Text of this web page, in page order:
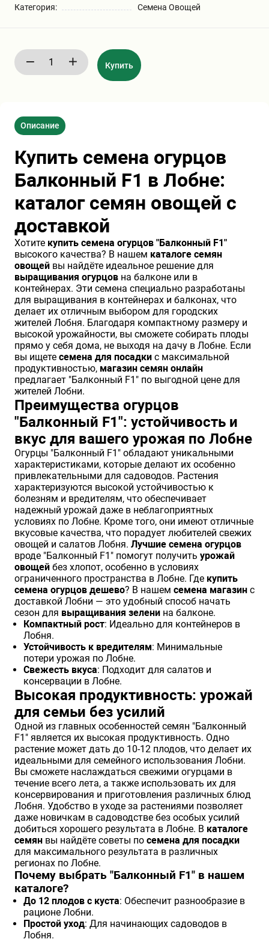
Шарафуга
Бирючина
Плющ
Кустарники
ПАМПАСНАЯ ТРАВА
(КОРТАДЕРИЯ)
Кизильник саженец
Олеандр саженцы
Экзотические растения
Декоративные саженцы
Хвойные саженцы
Клематис
Глициния
Гвоздика саженцы
Хризантемы саженцы
Зелень и пряные травы
Категория: Семена Овощей
Купить
Описание
Купить семена огурцов
Балконный F1 в Лобне:
каталог семян овощей с
доставкой
Хотите купить семена огурцов "Балконный F1"
высокого качества? В нашем каталоге семян
овощей вы найдёте идеальное решение для
выращивания огурцов на балконе или в
контейнерах. Эти семена специально разработаны
для выращивания в контейнерах и балконах, что
делает их отличным выбором для городских
жителей Лобня. Благодаря компактному размеру и
высокой урожайности, вы сможете собирать плоды
прямо у себя дома, не выходя на дачу в Лобне. Если
вы ищете семена для посадки с максимальной
продуктивностью, магазин семян онлайн
предлагает "Балконный F1" по выгодной цене для
жителей Лобни.
Преимущества огурцов
"Балконный F1": устойчивость и
вкус для вашего урожая по Лобне
Огурцы "Балконный F1" обладают уникальными
характеристиками, которые делают их особенно
привлекательными для садоводов. Растения
характеризуются высокой устойчивостью к
болезням и вредителям, что обеспечивает
надежный урожай даже в неблагоприятных
условиях по Лобне. Кроме того, они имеют отличные
вкусовые качества, что порадует любителей свежих
овощей и салатов Лобня. Лучшие семена огурцов
вроде "Балконный F1" помогут получить урожай
овощей без хлопот, особенно в условиях
ограниченного пространства в Лобне. Где купить
семена огурцов дешево? В нашем семена магазин с
доставкой Лобни — это удобный способ начать
сезон для выращивания зелени на балконе.
Компактный рост: Идеально для контейнеров в
Лобня.
Устойчивость к вредителям: Минимальные
потери урожая по Лобне.
Свежесть вкуса: Подходит для салатов и
консервации в Лобне.
Высокая продуктивность: урожай
для семьи без усилий
Одной из главных особенностей семян "Балконный
F1" является их высокая продуктивность. Одно
растение может дать до 10-12 плодов, что делает их
идеальными для семейного использования Лобни.
Вы сможете наслаждаться свежими огурцами в
течение всего лета, а также использовать их для
консервирования и приготовления различных блюд
Лобня. Удобство в уходе за растениями позволяет
даже новичкам в садоводстве без особых усилий
добиться хорошего результата в Лобне. В каталоге
семян вы найдёте советы по семена для посадки
для максимального результата в различных
регионах по Лобне.
Почему выбрать "Балконный F1" в нашем
каталоге?
До 12 плодов с куста: Обеспечит разнообразие в
рационе Лобни.
Простой уход: Для начинающих садоводов в
Лобня.